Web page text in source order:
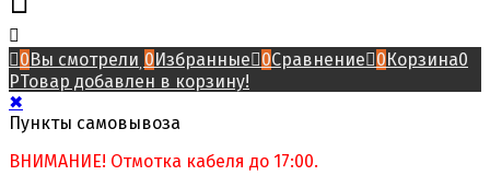
0Вы смотрели 0Избранные 0Сравнение 0Корзина0
РТовар добавлен в корзину!
✖
Пункты самовывоза
ВНИМАНИЕ! Отмотка кабеля до 17:00.